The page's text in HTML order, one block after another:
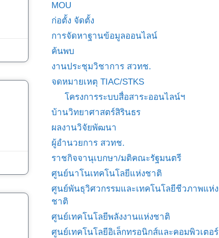
MOU
ก่อตั้ง จัดตั้ง
การจัดหาฐานข้อมูลออนไลน์
ค้นพบ
งานประชุมวิชาการ สวทช.
จดหมายเหตุ TIAC/STKS
โครงการระบบสื่อสาระออนไลน์ฯ
บ้านวิทยาศาสตร์สิรินธร
ผลงานวิจัยพัฒนา
ผู้อำนวยการ สวทช.
ราชกิจจานุเบกษา/มติคณะรัฐมนตรี
ศูนย์นาโนเทคโนโลยีแห่งชาติ
ศูนย์พันธุวิศวกรรมและเทคโนโลยีชีวภาพแห่ง
ชาติ
ศูนย์เทคโนโลยีพลังงานแห่งชาติ
ศูนย์เทคโนโลยีอิเล็กทรอนิกส์และคอมพิวเตอร์